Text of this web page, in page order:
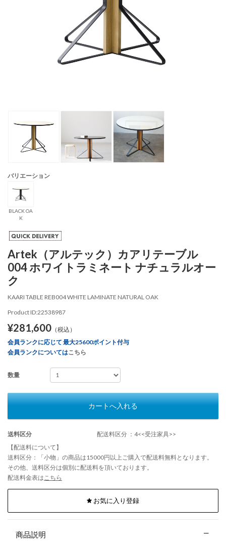
バリエーション
BLACK OA
K
Artek（アルテック）カアリテーブル
004 ホワイトラミネート ナチュラルオー
ク
KAARI TABLE REB004 WHITE LAMINATE NATURAL OAK
Product ID:22538987
¥281,600 （税込）
会員ランクに応じて 最大25600ポイント付与
会員ランクについてはこちら
数量
カートへ入れる
送料区分
配送料区分 ：4<<受注家具>>
【配送料について】
送料区分：「小物」の商品は15000円以上ご購入で配送料無料となります。
その他、送料区分は個別に配送料を頂いております。
配送料金表は こちら
お気に入り登録
商品説明